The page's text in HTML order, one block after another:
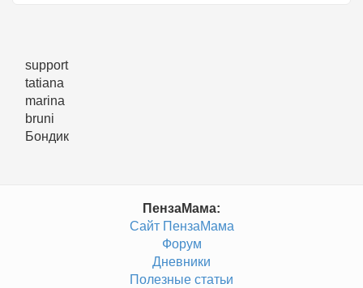
support
tatiana
marina
bruni
Бондик
ПензаМама:
Сайт ПензаМама
Форум
Дневники
Полезные статьи